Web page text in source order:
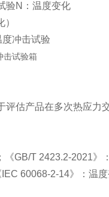
验N：温度变化
度冲击试验
估产品在多次热应力
《GB/T 2423.2-2021》
IEC 60068-2-14》：温